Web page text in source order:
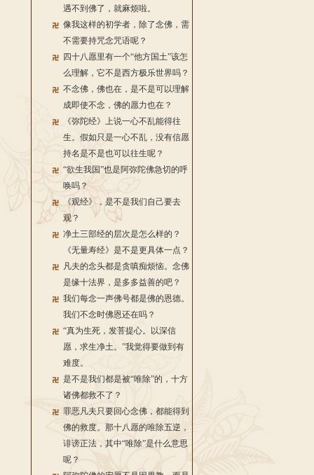
遇不到佛了，就麻烦啦。
像我这样的初学者，除了念佛，需
不需要持咒念咒语呢？
四十八愿里有一个“他方国土”该怎
么理解，它不是西方极乐世界吗？
不念佛，佛也在，是不是可以理解
成即使不念，佛的愿力也在？
《弥陀经》上说一心不乱能得往
生。假如只是一心不乱，没有信愿
持名是不是也可以往生呢？
“欲生我国”也是阿弥陀佛急切的呼
唤吗？
《观经》，是不是我们自己要去
观？
净土三部经的层次是怎么样的？
《无量寿经》是不是更具体一点？
凡夫的念头都是贪嗔痴烦恼。念佛
是缘十法界，是多多益善的吧？
我们每念一声佛号都是佛的恩德。
我们不念时佛恩还在吗？
“真为生死，发菩提心。以深信
愿，求生净土。”我觉得要做到有
难度。
是不是我们都是被“唯除”的，十方
诸佛都救不了？
罪恶凡夫只要回心念佛，都能得到
佛的救度。那十八愿的唯除五逆，
诽谤正法，其中“唯除”是什么意思
呢？